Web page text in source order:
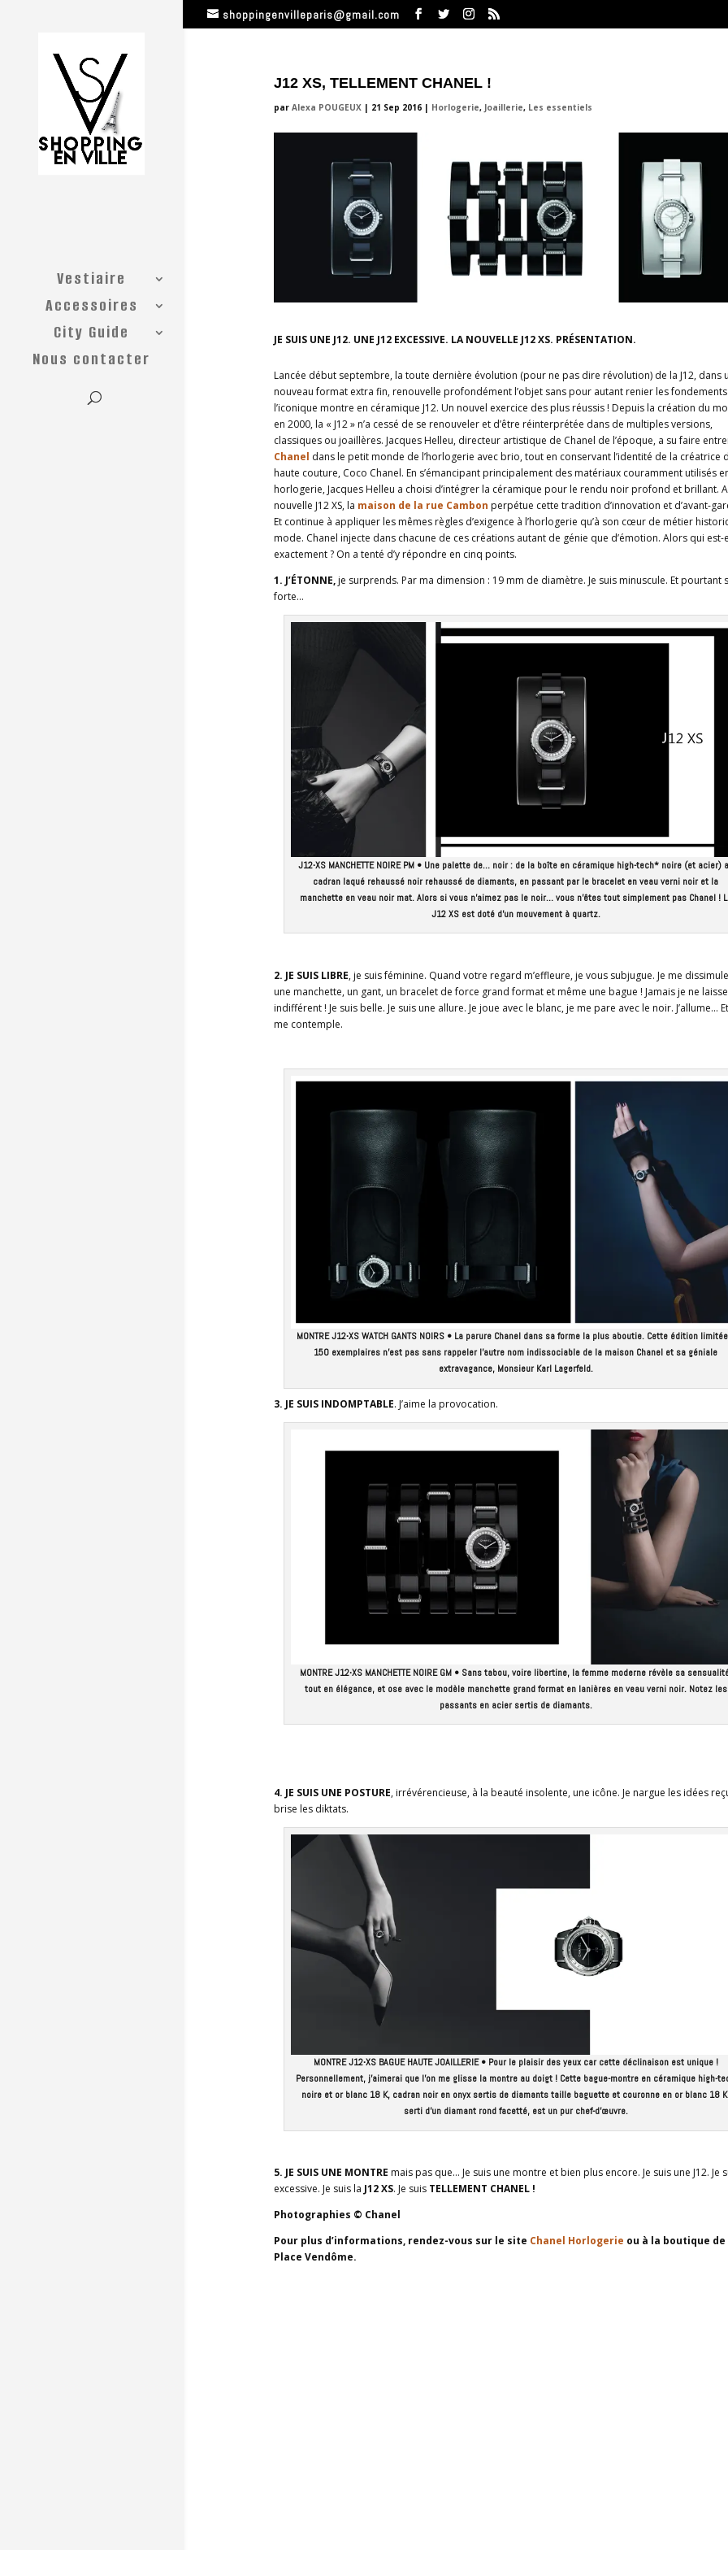
shoppingenvilleparis@gmail.com
Vestiaire
Accessoires
City Guide
Nous contacter
J12 XS, TELLEMENT CHANEL !
par Alexa POUGEUX| 21 Sep 2016| Horlogerie, Joaillerie, Les essentiels
JE SUIS UNE J12. UNE J12 EXCESSIVE. LA NOUVELLE J12 XS. PRÉSENTATION.
Lancée début septembre, la toute dernière évolution (pour ne pas dire révolution) de la J12, dans
nouveau format extra fin, renouvelle profondément l’objet sans pour autant renier les
l’iconique montre en céramique J12. Un nouvel exercice des plus réussis ! Depuis la création du
en 2000, la « J12 » n’a cessé de se renouveler et d’être réinterprétée dans de multiples versions,
classiques ou joaillères. Jacques Helleu, directeur artistique de Chanel de l’époque, a su faire
Chanel dans le petit monde de l’horlogerie avec brio, tout en conservant l’identité de la créatrice
haute couture, Coco Chanel. En s’émancipant principalement des matériaux couramment utilisés
horlogerie, Jacques Helleu a choisi d’intégrer la céramique pour le rendu noir profond et brillant.
nouvelle J12 XS, la maison de la rue Cambon perpétue cette tradition d’innovation et d’avant-
Et continue à appliquer les mêmes règles d’exigence à l’horlogerie qu’à son cœur de métier
mode. Chanel injecte dans chacune de ces créations autant de génie que d’émotion. Alors qui est-
exactement ? On a tenté d’y répondre en cinq points.
1. J’ÉTONNE,je surprends. Par ma dimension : 19 mm de diamètre. Je suis minuscule. Et pourtant
forte…
J12∙XS MANCHETTE NOIRE PM • Une palette de… noir : de la boîte en céramique high-tech* noire (et acier)
cadran laqué rehaussé noir rehaussé de diamants, en passant par le bracelet en veau verni noir et la
manchette en veau noir mat. Alors si vous n’aimez pas le noir… vous n’êtes tout simplement pas Chanel !
J12 XS est doté d’un mouvement à quartz.
2. JE SUIS LIBRE, je suis féminine. Quand votre regard m’effleure, je vous subjugue. Je me
une manchette, un gant, un bracelet de force grand format et même une bague ! Jamais je ne laisse
indifférent ! Je suis belle. Je suis une allure. Je joue avec le blanc, je me pare avec le noir. J’allume…
me contemple.
MONTRE J12∙XS WATCH GANTS NOIRS • La parure Chanel dans sa forme la plus aboutie. Cette édition
150 exemplaires n’est pas sans rappeler l’autre nom indissociable de la maison Chanel et sa géniale
extravagance, Monsieur Karl Lagerfeld.
3. JE SUIS INDOMPTABLE. J’aime la provocation.
MONTRE J12∙XS MANCHETTE NOIRE GM • Sans tabou, voire libertine, la femme moderne révèle sa
tout en élégance, et ose avec le modèle manchette grand format en lanières en veau verni noir. Notez les
passants en acier sertis de diamants.
4. JE SUIS UNE POSTURE, irrévérencieuse, à la beauté insolente, une icône. Je nargue les idées
brise les diktats.
MONTRE J12∙XS BAGUE HAUTE JOAILLERIE • Pour le plaisir des yeux car cette déclinaison est unique !
Personnellement, j’aimerai que l’on me glisse la montre au doigt ! Cette bague-montre en céramique high-
noire et or blanc 18 K, cadran noir en onyx sertis de diamants taille baguette et couronne en or blanc 18
serti d’un diamant rond facetté, est un pur chef-d’œuvre.
5. JE SUIS UNE MONTRE mais pas que… Je suis une montre et bien plus encore. Je suis une J12. Je
excessive. Je suis la J12 XS. Je suis TELLEMENT CHANEL !
Photographies © Chanel
Pour plus d’informations, rendez-vous sur le site Chanel Horlogerie ou à la boutique de
Place Vendôme.